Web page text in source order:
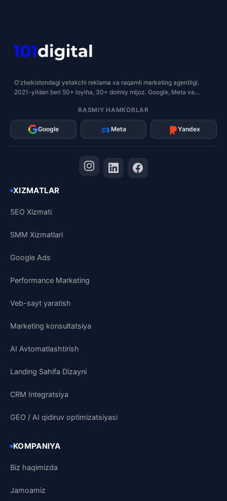
O'zbekistondagi yetakchi reklama va raqamli marketing agentligi.
2021-yildan beri 50+ loyiha, 30+ doimiy mijoz. Google, Meta va
RASMIY HAMKORLAR
Google Meta Yandex
XIZMATLAR
SEO Xizmati
SMM Xizmatlari
Google Ads
Performance Marketing
Veb-sayt yaratish
Marketing konsultatsiya
AI Avtomatlashtirish
Landing Sahifa Dizayni
CRM Integratsiya
GEO / AI qidiruv optimizatsiyasi
KOMPANIYA
Biz haqimizda
Jamoamiz